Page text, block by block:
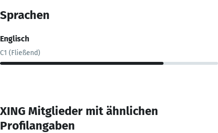
Sprachen
Englisch
C1 (Fließend)
XING Mitglieder mit ähnlichen
Profilangaben